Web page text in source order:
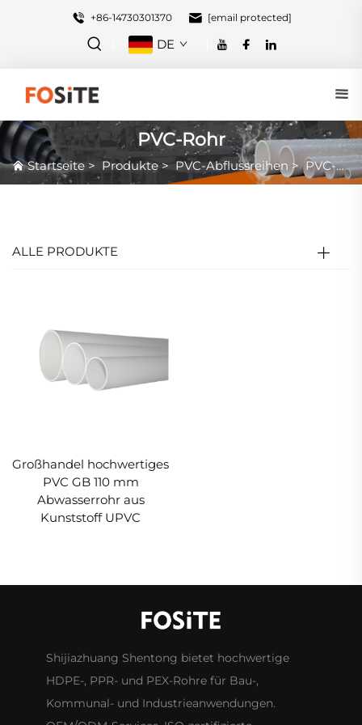
+86-14730301370 [email protected]
DE
PVC-Rohr
Startseite> Produkte> PVC-Abflussreihen >PVC-Rohr
ALLE PRODUKTE
Großhandel hochwertiges
PVC GB 110 mm
Abwasserrohr aus
Kunststoff UPVC
Shijiazhuang Shentong bietet hochwertige
HDPE-, PPR- und PEX-Rohre für Bau-,
Kommunal- und Industrieanwendungen.